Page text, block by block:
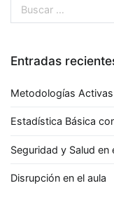
Entradas
Metodologías
Estadística Básica
Seguridad y Salud en
Disrupción en el aula